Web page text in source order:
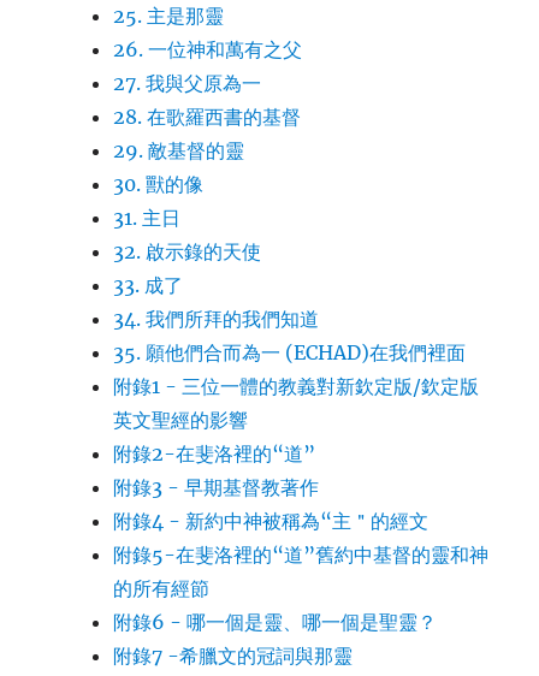
25. 主是那靈
26. 一位神和萬有之父
27. 我與父原為一
28. 在歌羅西書的基督
29. 敵基督的靈
30. 獸的像
31. 主日
32. 啟示錄的天使
33. 成了
34. 我們所拜的我們知道
35. 願他們合而為一 (ECHAD)在我們裡面
附錄1 - 三位一體的教義對新欽定版/欽定版
英文聖經的影響
附錄2-在斐洛裡的“道”
附錄3 - 早期基督教著作
附錄4 - 新約中神被稱為“主＂的經文
附錄5-在斐洛裡的“道”舊約中基督的靈和神
的所有經節
附錄6 - 哪一個是靈、哪一個是聖靈？
附錄7 -希臘文的冠詞與那靈